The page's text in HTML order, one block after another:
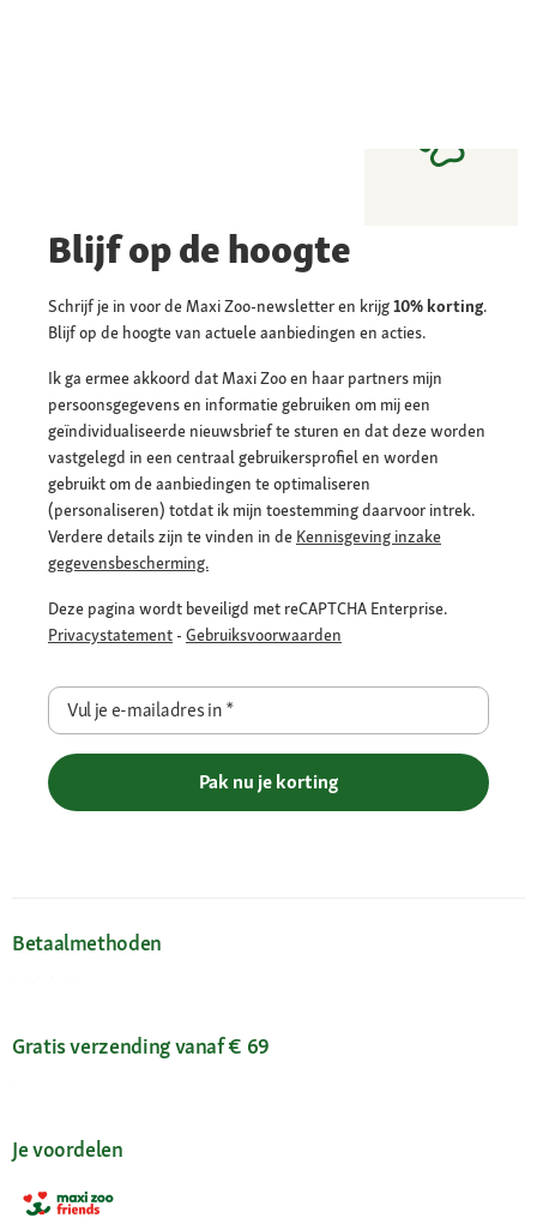
Blijf op de hoogte
Schrijf je in voor de Maxi Zoo-newsletter en krijg10% korting.
Blijf op de hoogte van actuele aanbiedingen en acties.
Ik ga ermee akkoord dat Maxi Zoo en haar partners mijn
persoonsgegevens en informatie gebruiken om mij een
geïndividualiseerde nieuwsbrief te sturen en dat deze worden
vastgelegd in een centraal gebruikersprofiel en worden
gebruikt om de aanbiedingen te optimaliseren
(personaliseren) totdat ik mijn toestemming daarvoor intrek.
Verdere details zijn te vinden in de Kennisgeving inzake
gegevensbescherming.
Deze pagina wordt beveiligd met reCAPTCHA Enterprise.
Privacystatement - Gebruiksvoorwaarden
Vul je e-mailadres in*
Pak nu je korting
Betaalmethoden
Gratis verzending vanaf € 69
Je voordelen